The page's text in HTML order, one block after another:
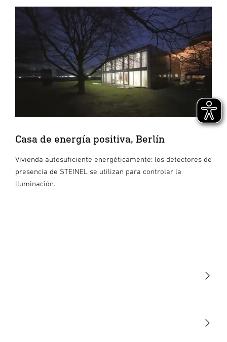
Casa de energía positiva, Berlín
Vivienda autosuficiente energéticamente: los detectores de
presencia de STEINEL se utilizan para controlar la
iluminación.